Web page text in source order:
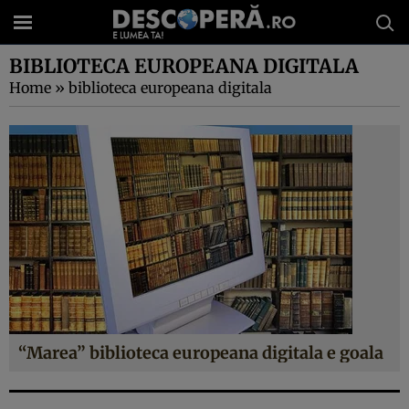
BIBLIOTECA EUROPEANA DIGITALA
Home » biblioteca europeana digitala
“Marea” biblioteca europeana digitala e goala